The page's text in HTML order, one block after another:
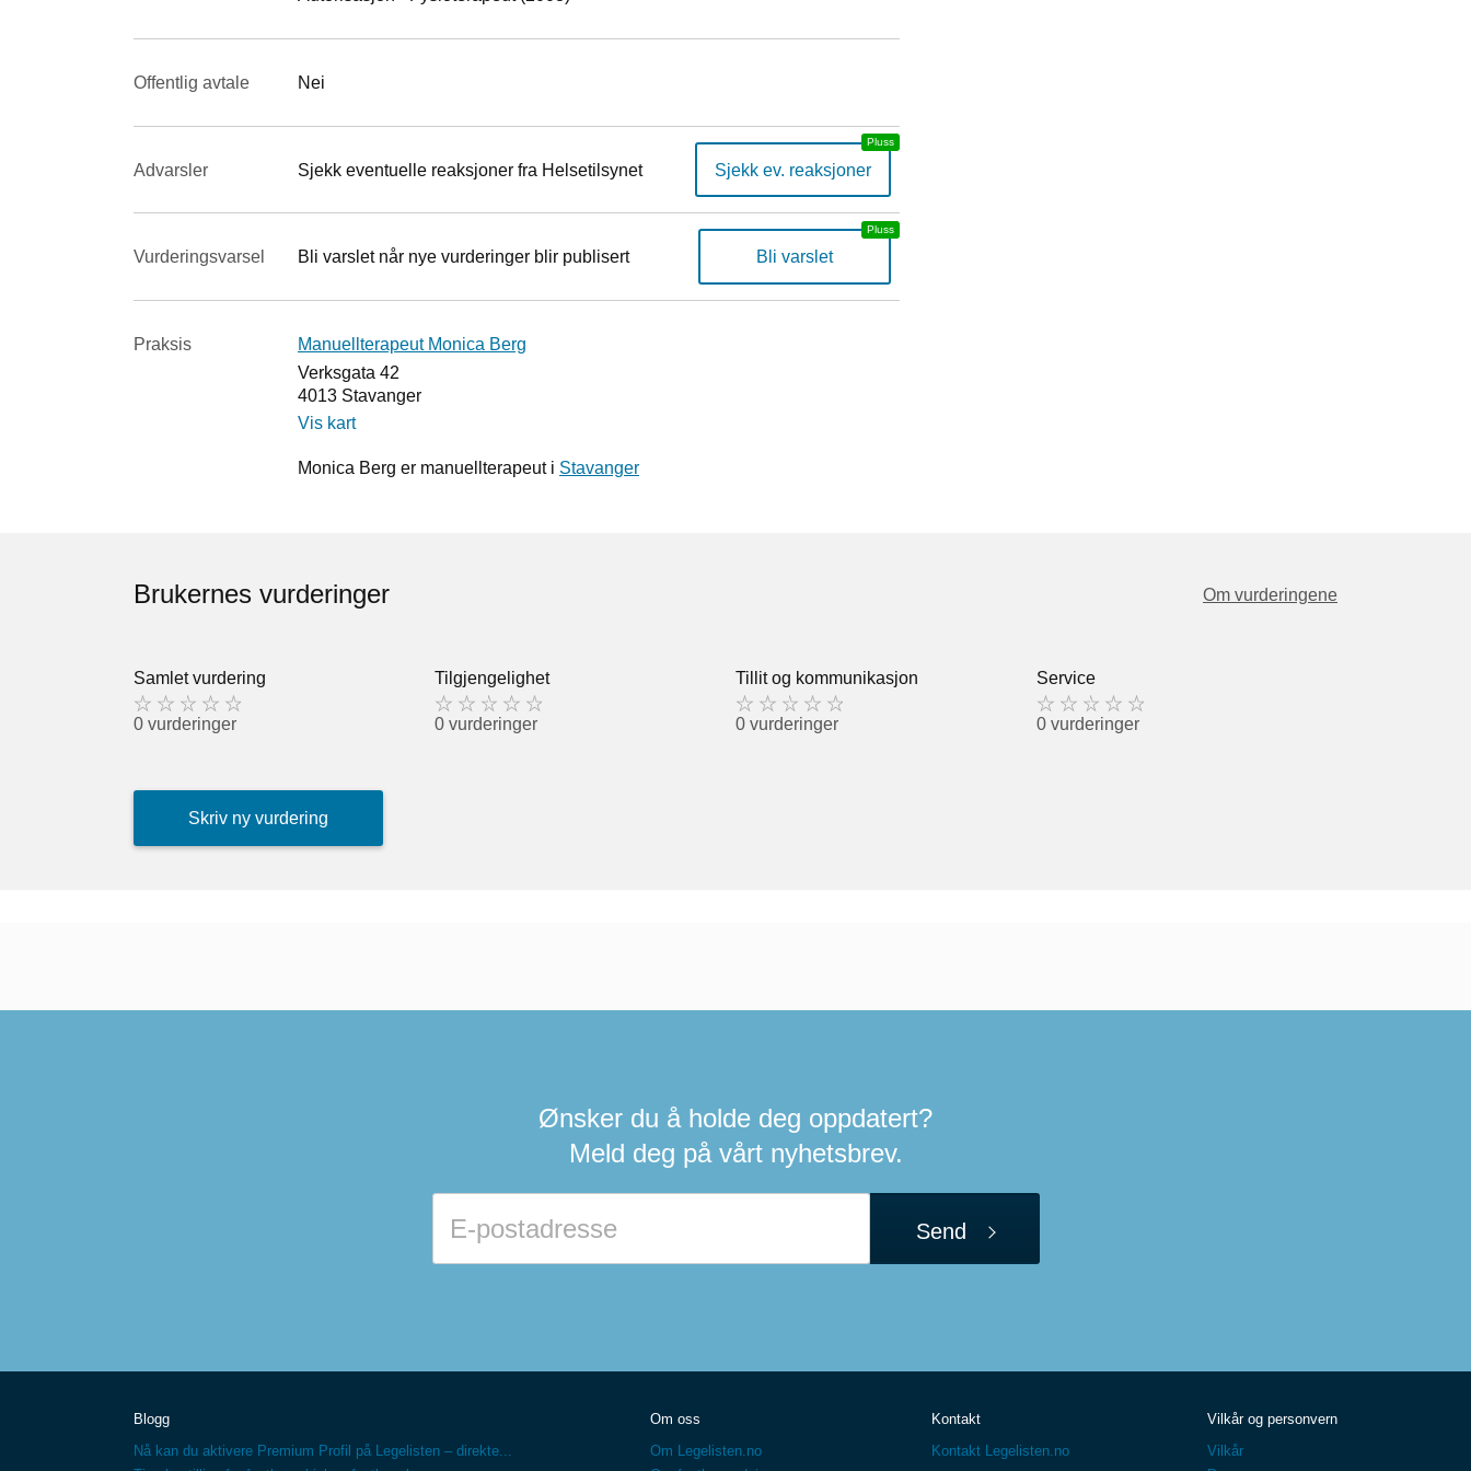
Offentlig avtale Nei
Advarsler Sjekk eventuelle reaksjoner fra Helsetilsynet Sjekk ev. reaksjoner
Vurderings­varsel Bli varslet når nye vurderinger blir publisert Bli varslet
Praksis
Manuellterapeut Monica Berg
Verksgata 42
4013 Stavanger
Vis kart
Monica Berg er manuellterapeut i Stavanger
Brukernes vurderinger Om vurderingene
Samlet vurdering
0 vurderinger
Tilgjengelighet
0 vurderinger
Tillit og kommunikasjon
0 vurderinger
Service
0 vurderinger
Skriv ny vurdering
Ønsker du å holde deg oppdatert?
Meld deg på vårt nyhetsbrev.
feltet
Send
Blogg
Nå kan du aktivere Premium Profil på Legelisten – direkte...
Om oss
Om Legelisten.no
Kontakt
Kontakt Legelisten.no
Vilkår og personvern
Vilkår